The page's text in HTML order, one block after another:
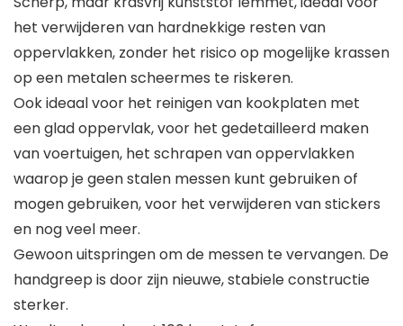
het verwijderen van hardnekkige resten van
oppervlakken, zonder het risico op mogelijke krassen
op een metalen scheermes te riskeren.
Ook ideaal voor het reinigen van kookplaten met
een glad oppervlak, voor het gedetailleerd maken
van voertuigen, het schrapen van oppervlakken
waarop je geen stalen messen kunt gebruiken of
mogen gebruiken, voor het verwijderen van stickers
en nog veel meer.
Gewoon uitspringen om de messen te vervangen. De
handgreep is door zijn nieuwe, stabiele constructie
sterker.